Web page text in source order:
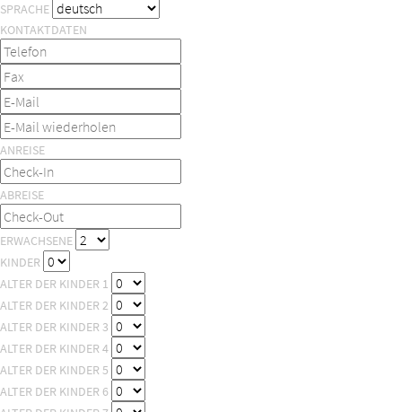
SPRACHE
KONTAKTDATEN
ANREISE
ABREISE
ERWACHSENE
KINDER
ALTER DER KINDER 1
ALTER DER KINDER 2
ALTER DER KINDER 3
ALTER DER KINDER 4
ALTER DER KINDER 5
ALTER DER KINDER 6